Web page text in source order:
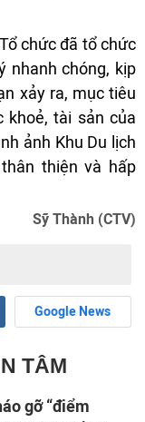
chức đã tổ chức
nhanh chóng, kịp
xảy ra, mục tiêu
khoẻ, tài sản của
ảnh Khu Du lịch
thiện và hấp
Sỹ Thành (CTV)
Google News
TÂM
gỡ “điểm